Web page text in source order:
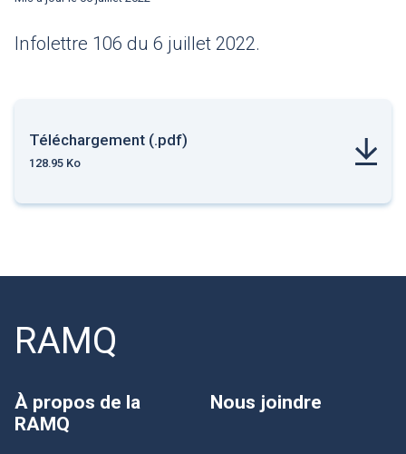
Infolettre 106 du 6 juillet 2022.
Téléchargement (.pdf)
128.95 Ko
RAMQ
À propos de la
RAMQ
Nous joindre